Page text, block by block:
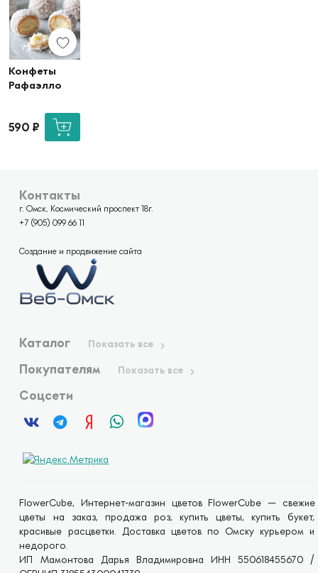
Конфеты
Рафаэлло
590₽
Контакты
г. Омск, Космический проспект 18г.
+7 (905) 099 66 11
Создание и продвижение сайта
Каталог Показать все
Покупателям Показать все
Соцсети
FlowerCube, Интернет-магазин цветов FlowerCube — свежие
цветы на заказ, продажа роз, купить цветы, купить букет,
красивые расцветки. Доставка цветов по Омску курьером и
недорого.
ИП Мамонтова Дарья Владимировна ИНН 550618455670 /